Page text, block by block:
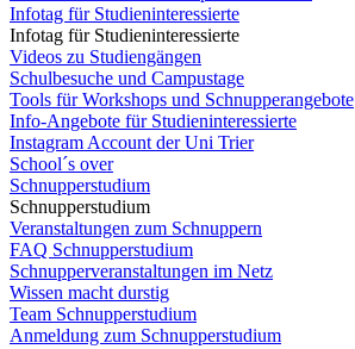
Infotag für Studieninteressierte
Infotag für Studieninteressierte
Videos zu Studiengängen
Schulbesuche und Campustage
Tools für Workshops und Schnupperangebote
Info-Angebote für Studieninteressierte
Instagram Account der Uni Trier
School´s over
Schnupperstudium
Schnupperstudium
Veranstaltungen zum Schnuppern
FAQ Schnupperstudium
Schnupperveranstaltungen im Netz
Wissen macht durstig
Team Schnupperstudium
Anmeldung zum Schnupperstudium